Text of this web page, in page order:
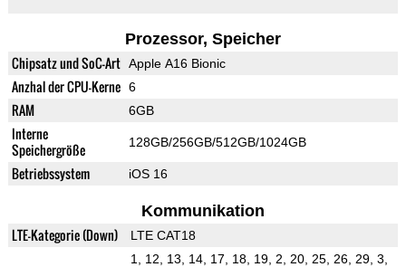
Prozessor, Speicher
Chipsatz und SoC-Art Apple A16 Bionic
Anzhal der CPU-Kerne 6
RAM 6GB
Interne
Speichergröße
128GB/256GB/512GB/1024GB
Betriebssystem iOS 16
Kommunikation
LTE-Kategorie (Down) LTE CAT18
1, 12, 13, 14, 17, 18, 19, 2, 20, 25, 26, 29, 3,